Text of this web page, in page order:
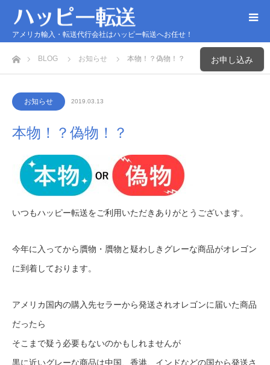
アメリカ輸入・転送代行会社はハッピー転送へお任せ！
お申し込み
ホームBLOG お知らせ 本物！？偽物！？
お知らせ 2019.03.13
本物！？偽物！？
いつもハッピー転送をご利用いただきありがとうございます。
今年に入ってから贋物・贋物と疑わしきグレーな商品がオレゴン
に到着しております。
アメリカ国内の購入先セラーから発送されオレゴンに届いた商品
だったら
そこまで疑う必要もないのかもしれませんが
黒に近いグレーな商品は中国、香港、インドなどの国から発送さ